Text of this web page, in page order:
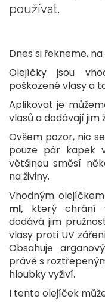
používat.
Dnes si řekneme,
Olejíčky jsou
poškozené vlasy a
Aplikovat je
vlasů a dodávají jim
Ovšem pozor, nic
pouze pár kapek
většinou směsí
na živiny.
Vhodným
ml, který chrání
dodává jim
vlasy proti UV
Obsahuje
právě s
hloubky vyživí.
I tento olejíček